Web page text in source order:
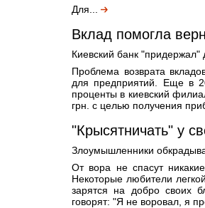
Для...
Вклад помогла
Киевский банк "придержал"
Проблема возврата
для предприятий. Еще в
проценты в киевский
грн. с целью получения
"Крысятничать" у
Злоумышленники
От вора не спасут
Некоторые любители
зарятся на добро своих
говорят: "Я не воровал, я